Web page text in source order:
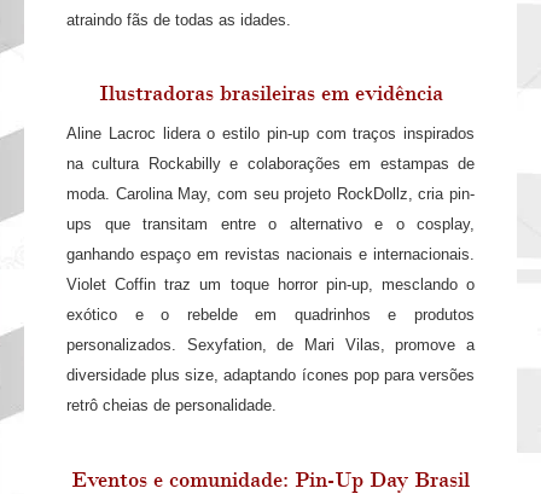
atraindo fãs de todas as idades.
Ilustradoras brasileiras em evidência
Aline Lacroc lidera o estilo pin-up com traços inspirados
na cultura Rockabilly e colaborações em estampas de
moda. Carolina May, com seu projeto RockDollz, cria pin-
ups que transitam entre o alternativo e o cosplay,
ganhando espaço em revistas nacionais e internacionais.
Violet Coffin traz um toque horror pin-up, mesclando o
exótico e o rebelde em quadrinhos e produtos
personalizados. Sexyfation, de Mari Vilas, promove a
diversidade plus size, adaptando ícones pop para versões
retrô cheias de personalidade.
Eventos e comunidade: Pin-Up Day Brasil